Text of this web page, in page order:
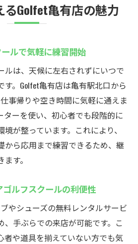
ンドアゴルフスクール紹介
フスクール選びのポイントと
ゴルフスクールの口コミを調
なインドアゴルフスクールの
ルフスクールで快適なレッスン
るGolfet亀有店の魅力
ルで気軽に練習開始
ルは、天候に左右されずにいつで
。Golfet亀有店は亀有駅北口から
事帰りや空き時間に気軽に通えま
ターを使い、初心者でも段階的に
が整っています。これにより、
から応用まで練習できるため、継
す。
ゴルフスクールの利便性
やシューズの無料レンタルサービ
、手ぶらでの来店が可能です。こ
者や道具を揃えていない方でも気